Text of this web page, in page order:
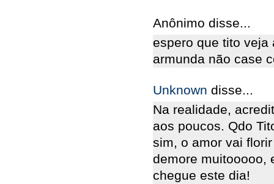
Anônimo disse...
espero que tito
armunda não case
Unknown disse...
Na realidade,
aos poucos. Qdo
sim, o amor vai
demore muitooooo,
chegue este dia!